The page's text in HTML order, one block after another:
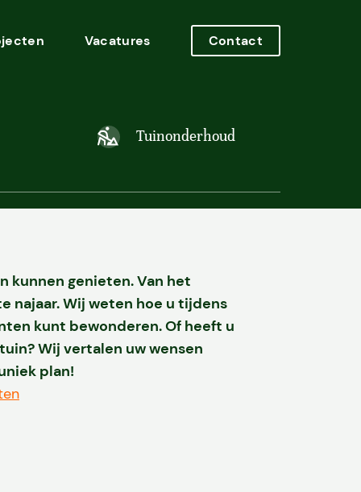
Vacatures Contact
Tuinonderhoud
kunnen genieten. Van het
najaar. Wij weten hoe u tijdens
kunt bewonderen. Of heeft u
Wij vertalen uw wensen
plan!